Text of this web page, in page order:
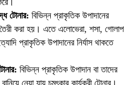
টোনার: বিভিন্ন প্রাকৃতিক উপাদানের
করা হয়। এতে এলোভেরা, শসা, গোলাপ
প্রাকৃতিক উপাদানের নির্যাস থাকতে
বিভিন্ন প্রাকৃতিক উপাদান বা তাদের